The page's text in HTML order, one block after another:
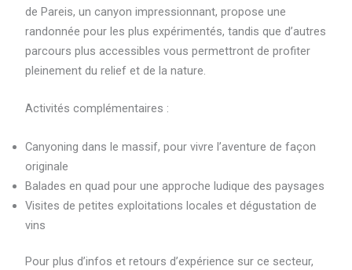
de Pareis, un canyon impressionnant, propose une
randonnée pour les plus expérimentés, tandis que d’autres
parcours plus accessibles vous permettront de profiter
pleinement du relief et de la nature.
Activités complémentaires :
Canyoning dans le massif, pour vivre l’aventure de façon
originale
Balades en quad pour une approche ludique des paysages
Visites de petites exploitations locales et dégustation de
vins
Pour plus d’infos et retours d’expérience sur ce secteur,